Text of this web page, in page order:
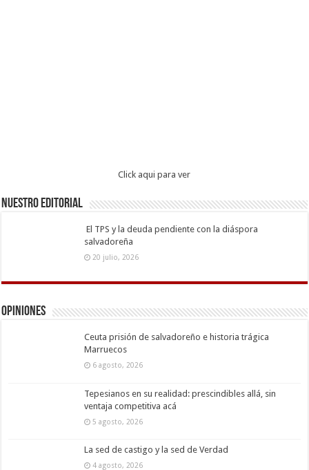
Click aqui para ver
Nuestro Editorial
El TPS y la deuda pendiente con la diáspora
salvadoreña
20 julio, 2026
Opiniones
Ceuta prisión de salvadoreño e historia trágica
Marruecos
6 agosto, 2026
Tepesianos en su realidad: prescindibles allá, sin
ventaja competitiva acá
5 agosto, 2026
La sed de castigo y la sed de Verdad
4 agosto, 2026